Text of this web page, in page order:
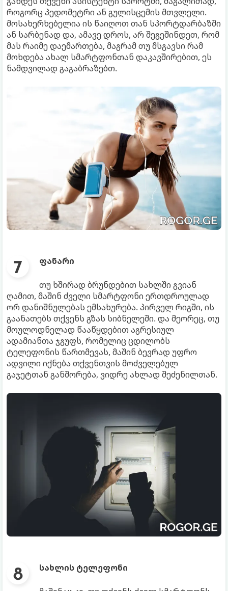
როგორც პედომეტრი ან გულისცემის მთვლელი.
მოსახერხებელია ის წაიღოთ თან სპორტდარბაზში
ან სარბენად და, ამავე დროს, არ შეგეშინდეთ, რომ
მას რაიმე დაემართება, მაგრამ თუ მსგავსი რამ
მოხდება ახალ სმარტფონთან დაკავშირებით, ეს
ნამდვილად გაგაბრაზებთ.
ფანარი
თუ ხშირად ბრუნდებით სახლში გვიან
ღამით, მაშინ ძველი სმარტფონი ერთდროულად
ორ დანიშნულებას ემსახურება. პირველ რიგში, ის
გაანათებს თქვენს გზას სიბნელეში. და მეორეც, თუ
მოულოდნელად წააწყდებით აგრესიულ
ადამიანთა ჯგუფს, რომელიც ცდილობს
ტელეფონის წართმევას, მაშინ ბევრად უფრო
ადვილი იქნება თქვენთვის მოძველებულ
გაჯეტთან განშორება, ვიდრე ახლად შეძენილთან.
სახლის ტელეფონი